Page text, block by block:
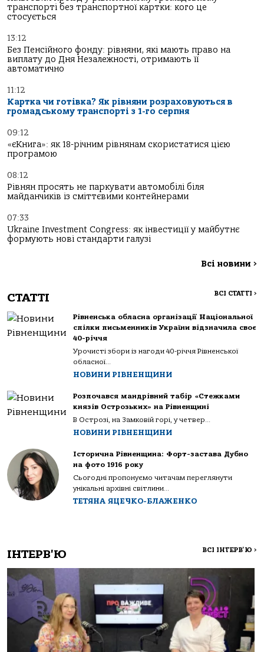
транспорті без транспортної картки: кого це
стосується
13:12
Без Пенсійного фонду: рівняни, які мають право на
виплату до Дня Незалежності, отримають її
автоматично
11:12
Картка чи готівка? Як рівняни розраховуються в
громадському транспорті з 1-го серпня
09:12
«єКнига»: як 18-річним рівнянам скористатися цією
програмою
08:12
Рівнян просять не паркувати автомобілі біля
майданчиків із сміттєвими контейнерами
07:33
Ukraine Investment Congress: як інвестиції у майбутнє
формують нові стандарти галузі
Всі новини >
СТАТТІ ВСІ СТАТТІ >
Рівненська обласна організації Національної
спілки письменників України відзначила своє
40-річчя
Урочисті збори із нагоди 40-річчя Рівненської
обласної...
НОВИНИ РІВНЕНЩИНИ
Розпочався мандрівний табір «Стежками
князів Острозьких» на Рівненщині
В Острозі, на Замковій горі, у четвер...
НОВИНИ РІВНЕНЩИНИ
Історична Рівненщина: Форт-застава Дубно
на фото 1916 року
Сьогодні пропонуємо читачам переглянути
унікальні архівні світлини...
ТЕТЯНА ЯЦЕЧКО-БЛАЖЕНКО
ІНТЕРВ'Ю ВСІ ІНТЕРВ'Ю >